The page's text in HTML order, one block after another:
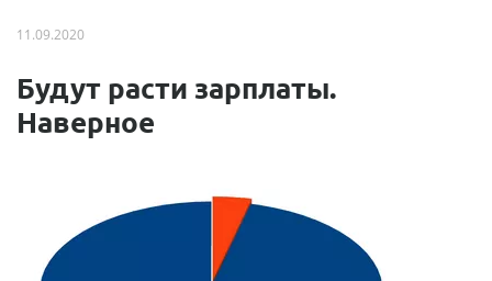
11.09.2020
Будут расти зарплаты.
Наверное